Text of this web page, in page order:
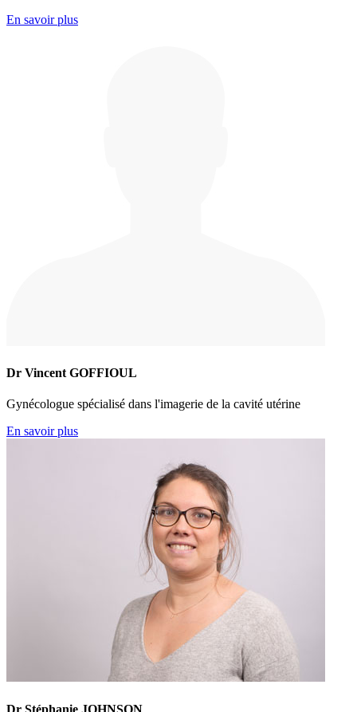
En savoir plus
Dr Vincent GOFFIOUL
Gynécologue spécialisé dans l'imagerie de la cavité utérine
En savoir plus
Dr Stéphanie JOHNSON